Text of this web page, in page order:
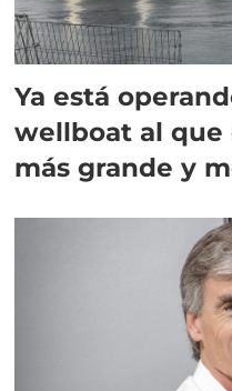
Ya está
wellboat al que
más grande y